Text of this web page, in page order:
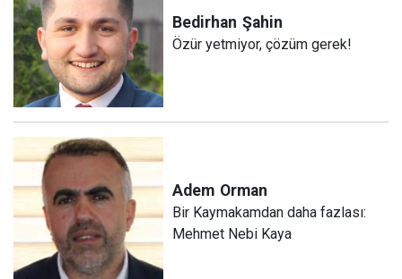
Bedirhan Şahin
Özür yetmiyor, çözüm gerek!
Adem Orman
Bir Kaymakamdan daha fazlası:
Mehmet Nebi Kaya